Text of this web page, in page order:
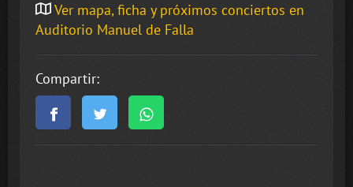
Ver mapa, ficha y próximos conciertos en
Auditorio Manuel de Falla
Compartir: